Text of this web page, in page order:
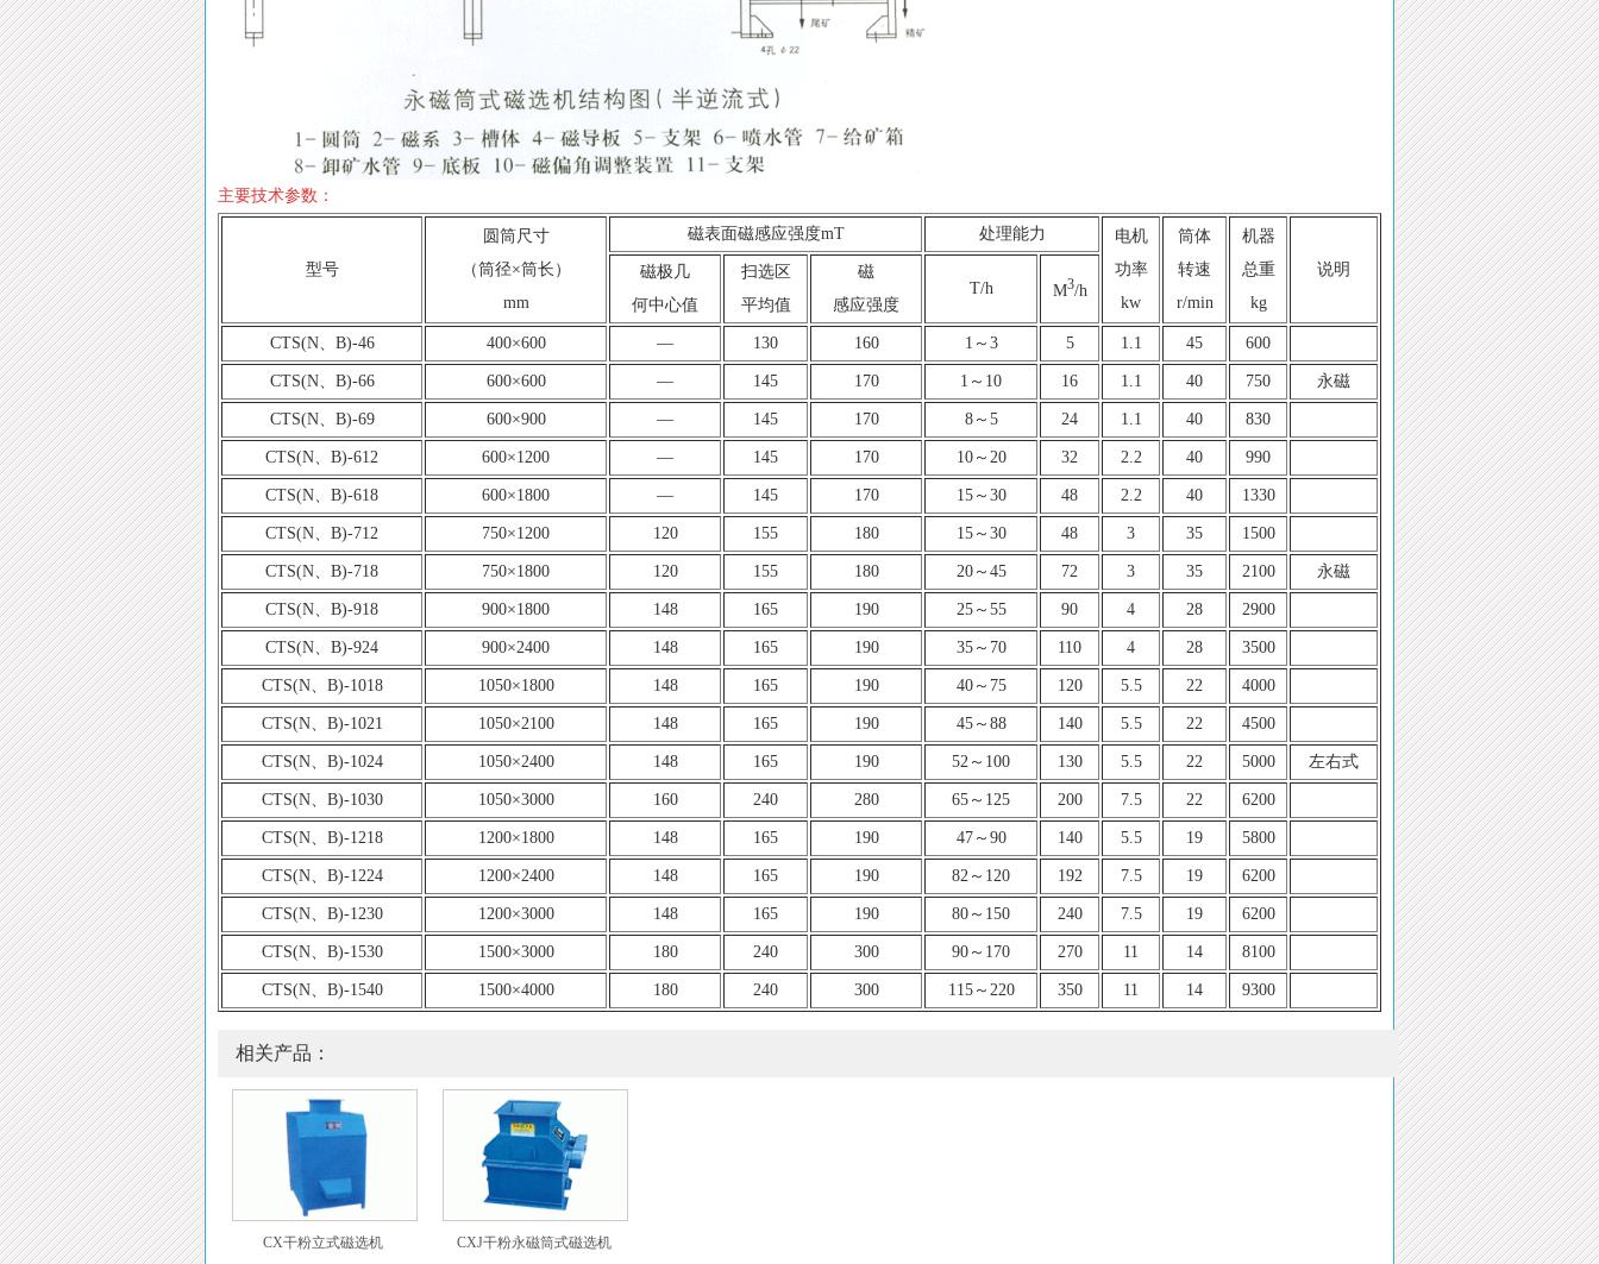
主要技术参数：
型号
圆筒尺寸
（筒径×筒长）
mm
磁表面磁感应强度mT 处理能力
电机
功率
kw
筒体
转速
r/min
机器
总重
kg
说明
磁极几
何中心值
扫选区
平均值
磁
感应强度
T/h M3/h
CTS(N、B)-46 400×600 — 130 160 1～3 5 1.1 45 600
CTS(N、B)-66 600×600 — 145 170 1～10 16 1.1 40 750 永磁
CTS(N、B)-69 600×900 — 145 170 8～5 24 1.1 40 830
CTS(N、B)-612 600×1200 — 145 170 10～20 32 2.2 40 990
CTS(N、B)-618 600×1800 — 145 170 15～30 48 2.2 40 1330
CTS(N、B)-712 750×1200 120 155 180 15～30 48 3 35 1500
CTS(N、B)-718 750×1800 120 155 180 20～45 72 3 35 2100 永磁
CTS(N、B)-918 900×1800 148 165 190 25～55 90 4 28 2900
CTS(N、B)-924 900×2400 148 165 190 35～70 110 4 28 3500
CTS(N、B)-1018 1050×1800 148 165 190 40～75 120 5.5 22 4000
CTS(N、B)-1021 1050×2100 148 165 190 45～88 140 5.5 22 4500
CTS(N、B)-1024 1050×2400 148 165 190 52～100 130 5.5 22 5000 左右式
CTS(N、B)-1030 1050×3000 160 240 280 65～125 200 7.5 22 6200
CTS(N、B)-1218 1200×1800 148 165 190 47～90 140 5.5 19 5800
CTS(N、B)-1224 1200×2400 148 165 190 82～120 192 7.5 19 6200
CTS(N、B)-1230 1200×3000 148 165 190 80～150 240 7.5 19 6200
CTS(N、B)-1530 1500×3000 180 240 300 90～170 270 11 14 8100
CTS(N、B)-1540 1500×4000 180 240 300 115～220 350 11 14 9300
相关产品：
CX干粉立式磁选机 CXJ干粉永磁筒式磁选机